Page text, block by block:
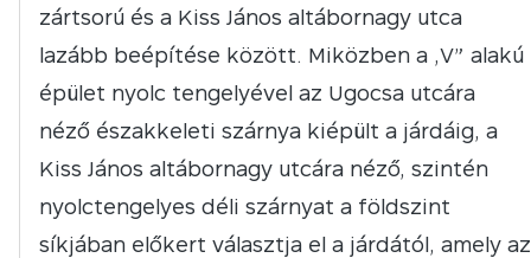
zártsorú és a Kiss János altábornagy utca
lazább beépítése között. Miközben a „V” alakú
épület nyolc tengelyével az Ugocsa utcára
néző északkeleti szárnya kiépült a járdáig, a
Kiss János altábornagy utcára néző, szintén
nyolctengelyes déli szárnyat a földszint
síkjában előkert választja el a járdától, amely az